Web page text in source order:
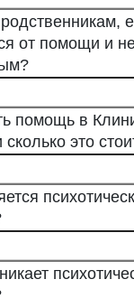
от помощи и
помощь в
это